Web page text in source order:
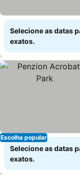
Selecione as datas
exatos.
Escolha popular
Selecione as datas
exatos.